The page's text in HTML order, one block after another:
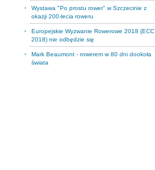
Wystawa "Po prostu rower" w Szczecinie z
okazji 200-lecia roweru
Europejskie Wyzwanie Rowerowe 2018 (ECC
2018) nie odbędzie się
Mark Beaumont - rowerem w 80 dni dookoła
świata